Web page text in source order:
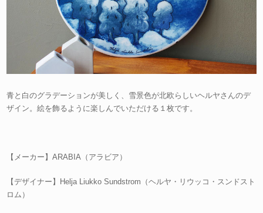
青と白のグラデーションが美しく、雪景色が北欧らしいヘルヤさんのデ
ザイン。絵を飾るように楽しんでいただける１枚です。
【メーカー】ARABIA（アラビア）
【デザイナー】Helja Liukko Sundstrom（ヘルヤ・リウッコ・スンドスト
ロム）